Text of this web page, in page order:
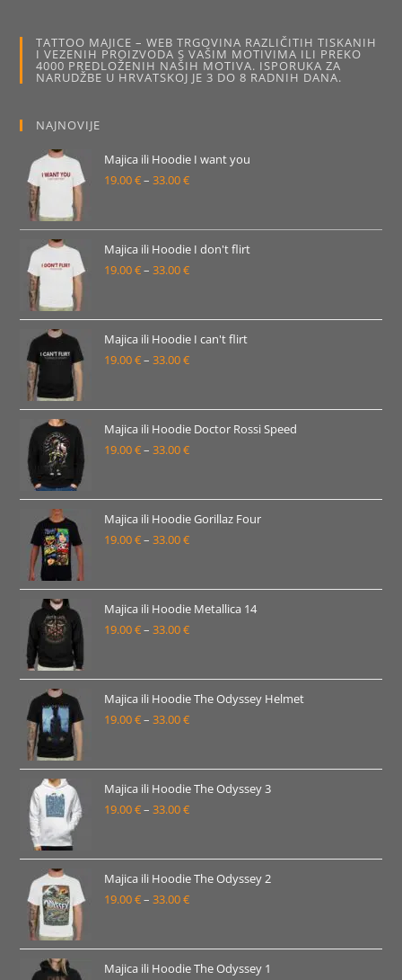
odabrati
na
stranici
proizvoda
TATTOO MAJICE – WEB TRGOVINA RAZLIČITIH TISKANIH
I VEZENIH PROIZVODA S VAŠIM MOTIVIMA ILI PREKO
4000 PREDLOŽENIH NAŠIH MOTIVA. ISPORUKA ZA
NARUDŽBE U HRVATSKOJ JE 3 DO 8 RADNIH DANA.
NAJNOVIJE
Majica ili Hoodie I want you
19.00€– 33.00€Raspon
od
19.00 €
do
Majica ili Hoodie I don't flirt
19.00€– 33.00€Raspon
od
19.00 €
do
Majica ili Hoodie I can't flirt
19.00€– 33.00€Raspon
od
19.00 €
do
Majica ili Hoodie Doctor Rossi Speed
19.00€– 33.00€Raspon
od
19.00 €
do
Majica ili Hoodie Gorillaz Four
19.00€– 33.00€Raspon
od
19.00 €
do
Majica ili Hoodie Metallica 14
19.00€– 33.00€Raspon
od
19.00 €
do
Majica ili Hoodie The Odyssey Helmet
19.00€– 33.00€Raspon
od
19.00 €
do
Majica ili Hoodie The Odyssey 3
19.00€– 33.00€Raspon
od
19.00 €
do
Majica ili Hoodie The Odyssey 2
19.00€– 33.00€Raspon
od
19.00 €
Majica ili Hoodie The Odyssey 1